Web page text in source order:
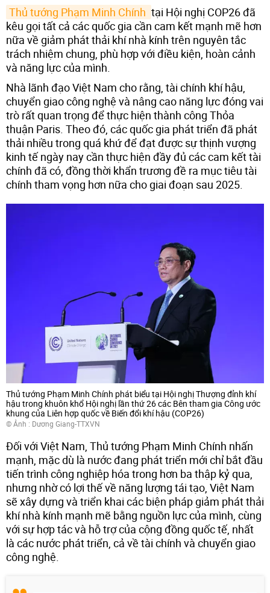
Thủ tướng Phạm Minh Chính tại Hội nghị COP26 đã
kêu gọi tất cả các quốc gia cần cam kết mạnh mẽ hơn
nữa về giảm phát thải khí nhà kính trên nguyên tắc
trách nhiệm chung, phù hợp với điều kiện, hoàn cảnh
và năng lực của mình.
Nhà lãnh đạo Việt Nam cho rằng, tài chính khí hậu,
chuyển giao công nghệ và nâng cao năng lực đóng vai
trò rất quan trọng để thực hiện thành công Thỏa
thuận Paris. Theo đó, các quốc gia phát triển đã phát
thải nhiều trong quá khứ để đạt được sự thịnh vượng
kinh tế ngày nay cần thực hiện đầy đủ các cam kết tài
chính đã có, đồng thời khẩn trương đề ra mục tiêu tài
chính tham vọng hơn nữa cho giai đoạn sau 2025.
Thủ tướng Phạm Minh Chính phát biểu tại Hội nghị Thượng đỉnh khí
hậu trong khuôn khổ Hội nghị lần thứ 26 các Bên tham gia Công ước
khung của Liên hợp quốc về Biến đổi khí hậu (COP26)
© Ảnh : Dương Giang-TTXVN
Đối với Việt Nam, Thủ tướng Phạm Minh Chính nhấn
mạnh, mặc dù là nước đang phát triển mới chỉ bắt đầu
tiến trình công nghiệp hóa trong hơn ba thập kỷ qua,
nhưng nhờ có lợi thế về năng lượng tái tạo, Việt Nam
sẽ xây dựng và triển khai các biện pháp giảm phát thải
khí nhà kính mạnh mẽ bằng nguồn lực của mình, cùng
với sự hợp tác và hỗ trợ của cộng đồng quốc tế, nhất
là các nước phát triển, cả về tài chính và chuyển giao
công nghệ.